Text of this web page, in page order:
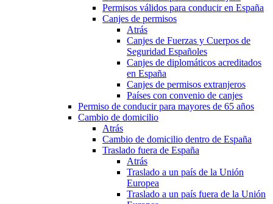
Permisos válidos para conducir en España
Canjes de permisos
Atrás
Canjes de Fuerzas y Cuerpos de
Seguridad Españoles
Canjes de diplomáticos acreditados
en España
Canjes de permisos extranjeros
Países con convenio de canjes
Permiso de conducir para mayores de 65 años
Cambio de domicilio
Atrás
Cambio de domicilio dentro de España
Traslado fuera de España
Atrás
Traslado a un país de la Unión
Europea
Traslado a un país fuera de la Unión